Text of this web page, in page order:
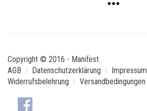
Copyright © 2016 - Manifest
AGB
Datenschutzerklärung Impressum
Widerrufsbelehrung
Versandbedingungen